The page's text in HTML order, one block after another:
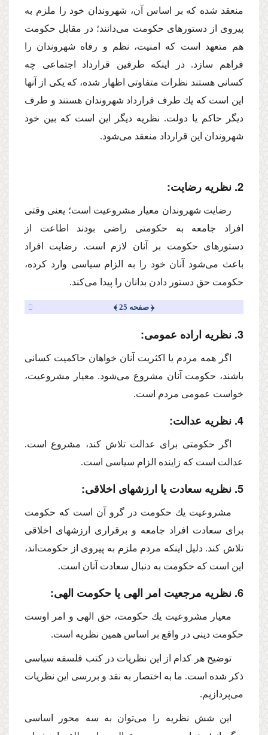
منعقد شده كه بر اساس آن، شهروندان خود را ملزم به
پیروى از دستورهاى حكومت مى‌دانند؛ در مقابل حكومت
هم متعهد است كه امنیت، نظم و رفاه شهروندان را
فراهم سازد. در اینكه طرفین قرارداد اجتماعى چه
كسانى هستند نظرات متفاوتى اظهار شده، كه یكى از آنها
این است كه یك طرف قرارداد شهروندان هستند و طرف
دیگر حاكم یا دولت. نظریه دیگر این است كه بین خود
شهروندان این قرارداد منعقد مى‌شود.
2. نظریه رضایت:
رضایت شهروندان معیار مشروعیت است؛ یعنى وقتى
افراد جامعه به حكومتى راضى بودند اطاعت از
دستورهاى حكومت بر آنان لازم است. رضایت افراد
باعث مى‌شود آنان خود را به الزام سیاسى وارد كرده،
حكومت حق دستور دادن بدانان را پیدا مى‌كند.
﴿ صفحه 25 ﴾
3. نظریه اراده عمومى:
اگر همه مردم یا اكثریت آنان خواهان حاكمیت كسانى
باشند، حكومت آنان مشروع مى‌شود. معیار مشروعیت،
خواست عمومى مردم است.
4. نظریه عدالت:
اگر حكومتى براى عدالت تلاش كند، مشروع است.
عدالت است كه زاینده الزام سیاسى است.
5. نظریه سعادت یا ارزشهاى اخلاقى:
مشروعیت یك حكومت در گرو آن است كه حكومت
براى سعادت افراد جامعه و برقرارى ارزشهاى اخلاقى
تلاش كند. دلیل اینكه مردم ملزم به پیروى از حكومت‌اند،
این است كه حكومت به دنبال سعادت آنان است.
6. نظریه مرجعیت امر الهى یا حكومت الهى:
معیار مشروعیت یك حكومت، حق الهى و امر اوست
حكومت دینى در واقع بر اساس همین نظریه است.
توضیح هر كدام از این نظریات در كتب فلسفه سیاسى
ذكر شده است. ما به اختصار به نقد و بررسى این نظریات
مى‌پردازیم.
این شش نظریه را مى‌توان به سه محور اساسى